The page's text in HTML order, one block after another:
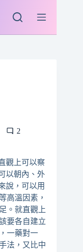
2
觀上可以察
以朝內、外
說，可以用
高溫因素，
。就直觀上
要各自建立
一藥對一
法，又比中